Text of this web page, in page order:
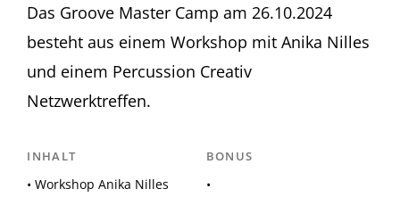
Das Groove Master Camp am 26.10.2024
besteht aus einem Workshop mit Anika Nilles
und einem Percussion Creativ
Netzwerktreffen.
BONUS
INHALT
•
• Workshop Anika Nilles